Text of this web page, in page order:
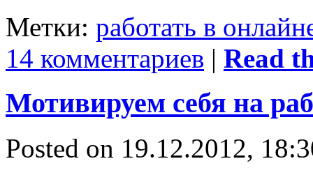
Метки: работать в
14 комментариев | Read
Мотивируем себя на
Posted on 19.12.2012,